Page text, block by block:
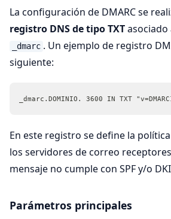
La configuración de DMARC se
registro DNS de tipo TXT
_dmarc . Un ejemplo de registro
siguiente:
_dmarc.DOMINIO. 3600 IN TXT
En este registro se define la
los servidores de correo
mensaje no cumple con SPF y/o
Parámetros principales